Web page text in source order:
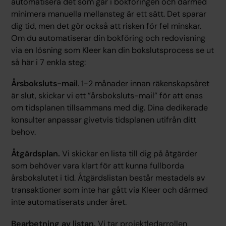
minimera manuella mellansteg är ett sätt. Det sparar
dig tid, men det gör också att risken för fel minskar.
Om du automatiserar din bokföring och redovisning
via en lösning som Kleer kan din bokslutsprocess se ut
så här i 7 enkla steg:
Årsboksluts-mail. 1-2 månader innan räkenskapsåret
är slut, skickar vi ett ”årsboksluts-mail” för att enas
om tidsplanen tillsammans med dig. Dina dedikerade
konsulter anpassar givetvis tidsplanen utifrån ditt
behov.
Åtgärdsplan. Vi skickar en lista till dig på åtgärder
som behöver vara klart för att kunna fullborda
årsbokslutet i tid. Åtgärdslistan består mestadels av
transaktioner som inte har gått via Kleer och därmed
inte automatiserats under året.
Bearbetning av listan. Vi tar projektledarrollen